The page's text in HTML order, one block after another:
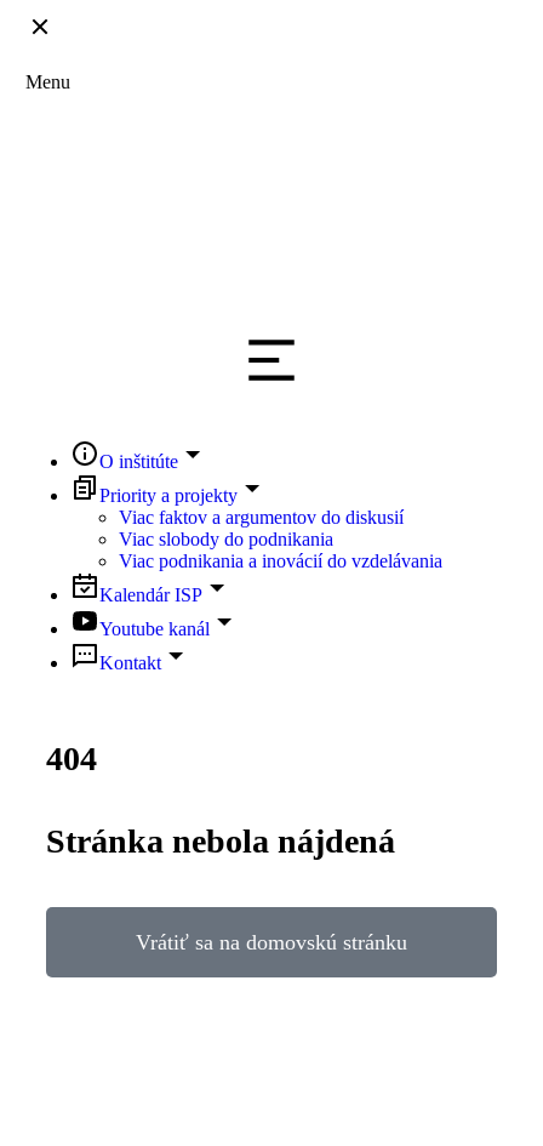
O inštitúte
Priority a projekty
Viac faktov a argumentov do diskusií
Viac slobody do podnikania
Viac podnikania a inovácií do vzdelávania
Kalendár ISP
Youtube kanál
Kontakt
404
Stránka nebola nájdená
Vrátiť sa na domovskú stránku
Menu